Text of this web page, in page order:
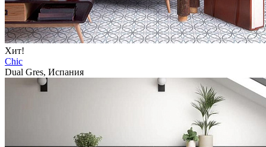
Хит!
Chic
Dual Gres, Испания